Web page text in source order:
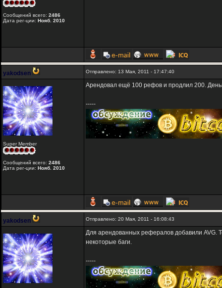
Сообщений всего: 2486
Дата рег-ции: Нояб. 2010
yakodsen Отправлено: 13 Мая, 2011 - 17:47:40
Super Member
Сообщений всего: 2486
Дата рег-ции: Нояб. 2010
Арендовал ещё 100 рефов и продлил 200.
-----
yakodsen Отправлено: 20 Мая, 2011 - 16:08:43
Для арендованных рефералов добавили AVG.
некоторые баги.
-----